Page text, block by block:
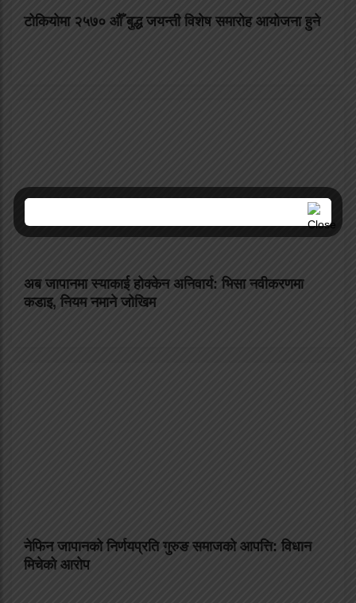
टोकियोमा २५७० औँ बुद्ध जयन्ती विशेष समारोह आयोजना हुने
अब जापानमा स्याकाई होक्केन अनिवार्य: भिसा नवीकरणमा
कडाइ, नियम नमाने जोखिम
नेफिन जापानको निर्णयप्रति गुरुङ समाजको आपत्ति: विधान
मिचेको आरोप